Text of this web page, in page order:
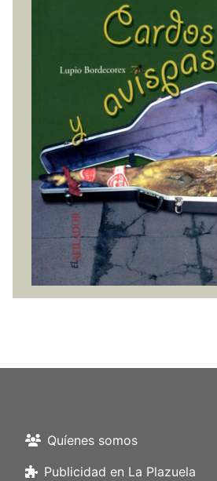
Quíenes somos
Publicidad en La Plazuela